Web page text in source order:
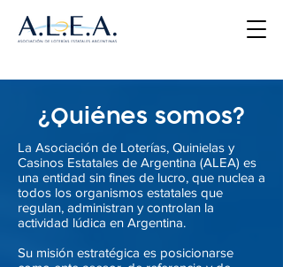
¿Quiénes somos?
La Asociación de Loterías, Quinielas y
Casinos Estatales de Argentina (ALEA) es
una entidad sin fines de lucro, que nuclea a
todos los organismos estatales que
regulan, administran y controlan la
actividad lúdica en Argentina.
Su misión estratégica es posicionarse